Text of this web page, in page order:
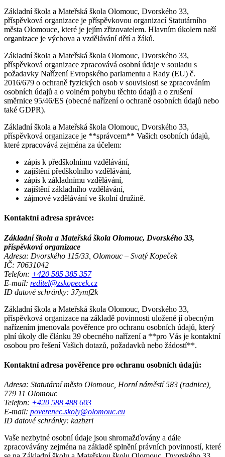
Základní škola a Mateřská škola Olomouc, Dvorského 33,
příspěvková organizace je příspěvkovou organizací Statutárního
města Olomouce, které je jejím zřizovatelem. Hlavním úkolem naší
organizace je výchova a vzdělávání dětí a žáků.
Základní škola a Mateřská škola Olomouc, Dvorského 33,
příspěvková organizace zpracovává osobní údaje v souladu s
požadavky Nařízení Evropského parlamentu a Rady (EU) č.
2016/679 o ochraně fyzických osob v souvislosti se zpracováním
osobních údajů a o volném pohybu těchto údajů a o zrušení
směrnice 95/46/ES (obecné nařízení o ochraně osobních údajů nebo
také GDPR).
Základní škola a Mateřská škola Olomouc, Dvorského 33,
příspěvková organizace je **správcem** Vašich osobních údajů,
které zpracovává zejména za účelem:
zápis k předškolnímu vzdělávání,
zajištění předškolního vzdělávání,
zápis k základnímu vzdělávání,
zajištění základního vzdělávání,
zájmové vzdělávání ve školní družině.
Kontaktní adresa správce:
Základní škola a Mateřská škola Olomouc, Dvorského 33,
příspěvková organizace
Adresa: Dvorského 115/33, Olomouc – Svatý Kopeček
IČ: 70631042
Telefon: +420 585 385 357
E-mail: reditel@zskopecek.cz
ID datové schránky: 37ymf2k
Základní škola a Mateřská škola Olomouc, Dvorského 33,
příspěvková organizace na základě povinnosti uložené jí obecným
nařízením jmenovala pověřence pro ochranu osobních údajů, který
plní úkoly dle článku 39 obecného nařízení a **pro Vás je kontaktní
osobou pro řešení Vašich dotazů, požadavků nebo žádostí**.
Kontaktní adresa pověřence pro ochranu osobních údajů:
Adresa: Statutární město Olomouc, Horní náměstí 583 (radnice),
779 11 Olomouc
Telefon: +420 588 488 603
E-mail: poverenec.skoly@olomouc.eu
ID datové schránky: kazbzri
Vaše nezbytné osobní údaje jsou shromažďovány a dále
zpracovávány zejména na základě splnění právních povinností, které